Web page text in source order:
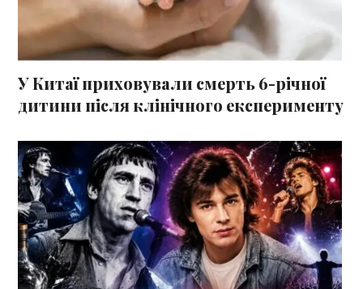
У Китаї приховували смерть 6-річної
дитини після клінічного експерименту